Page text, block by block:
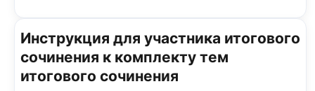
Инструкция для участника итогового
сочинения к комплекту тем
итогового сочинения